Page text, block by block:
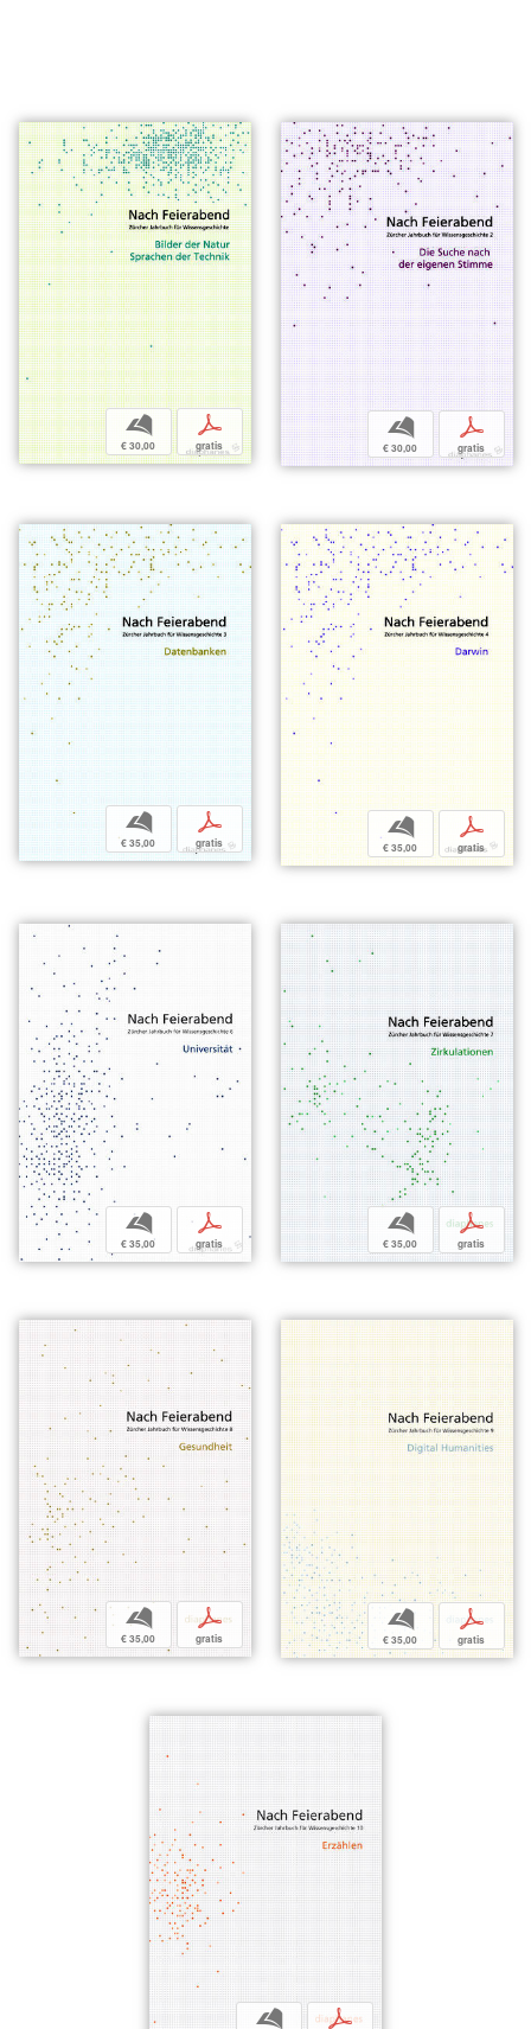
b
€ 30,00
p
gratis
b
€ 30,00
p
gratis
b
€ 35,00
p
gratis
b
€ 35,00
p
gratis
b
€ 35,00
p
gratis
b
€ 35,00
p
gratis
b
€ 35,00
p
gratis
b
€ 35,00
p
gratis
b p